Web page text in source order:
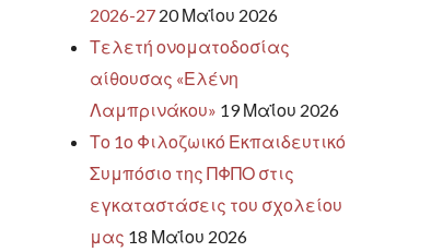
2026-27 20 Μαΐου 2026
Τελετή ονοματοδοσίας
αίθουσας «Ελένη
Λαμπρινάκου» 19 Μαΐου 2026
Το 1ο Φιλοζωικό Εκπαιδευτικό
Συμπόσιο της ΠΦΠΟ στις
εγκαταστάσεις του σχολείου
μας 18 Μαΐου 2026